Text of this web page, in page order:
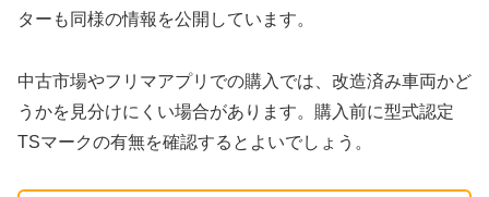
ターも同様の情報を公開しています。
中古市場やフリマアプリでの購入では、改造済み車両かど
うかを見分けにくい場合があります。購入前に型式認定
TSマークの有無を確認するとよいでしょう。